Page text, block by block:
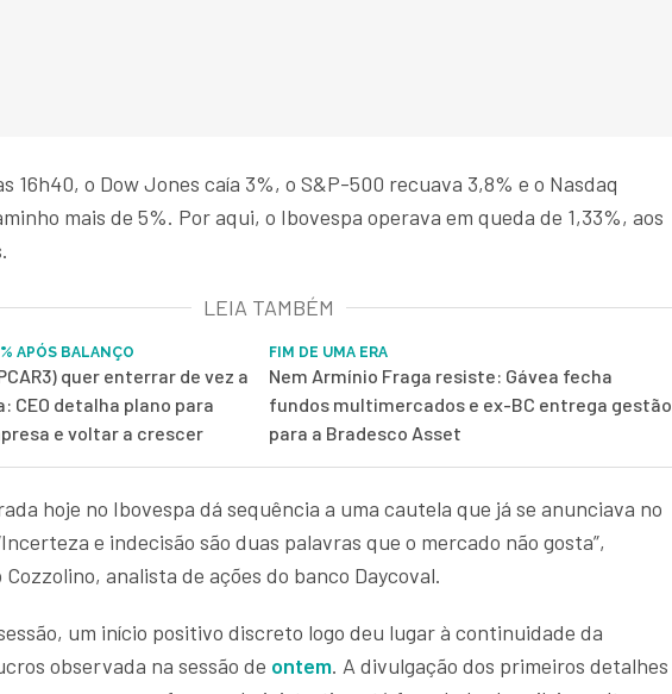
16h40, o Dow Jones caía 3%, o S&P-500 recuava 3,8% e o Nasdaq
mais de 5%. Por aqui, o Ibovespa operava em queda de 1,33%, aos
LEIA TAMBÉM
APÓS BALANÇO
quer enterrar de vez a
CEO detalha plano para
e voltar a crescer
FIM DE UMA ERA
Nem Armínio Fraga resiste: Gávea fecha
fundos multimercados e ex-BC entrega gestão
para a Bradesco Asset
hoje no Ibovespa dá sequência a uma cautela que já se anunciava no
e indecisão são duas palavras que o mercado não gosta”,
analista de ações do banco Daycoval.
um início positivo discreto logo deu lugar à continuidade da
observada na sessão de ontem. A divulgação dos primeiros detalhes